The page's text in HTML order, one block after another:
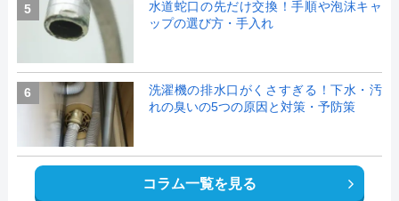
5
水道蛇口の先だけ交換！手順や泡沫キャ
ップの選び方・手入れ
6
洗濯機の排水口がくさすぎる！下水・汚
れの臭いの5つの原因と対策・予防策
コラム一覧を見る